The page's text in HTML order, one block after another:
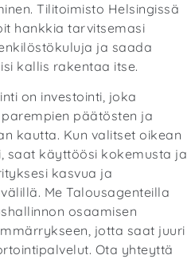
Tilitoimisto Helsingissä
hankkia tarvitsemasi
ja saada
kallis rakentaa itse.
on investointi, joka
päätösten ja
kautta. Kun valitset oikean
saat käyttöösi kokemusta ja
kasvua ja
Me Talousagenteilla
osaamisen
jotta saat juuri
Ota yhteyttä